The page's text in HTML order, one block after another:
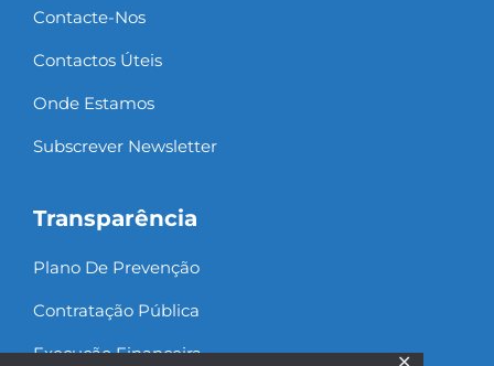
Contacte-Nos
Contactos Úteis
Onde Estamos
Subscrever Newsletter
Transparência
Plano De Prevenção
Contratação Pública
Execução Financeira